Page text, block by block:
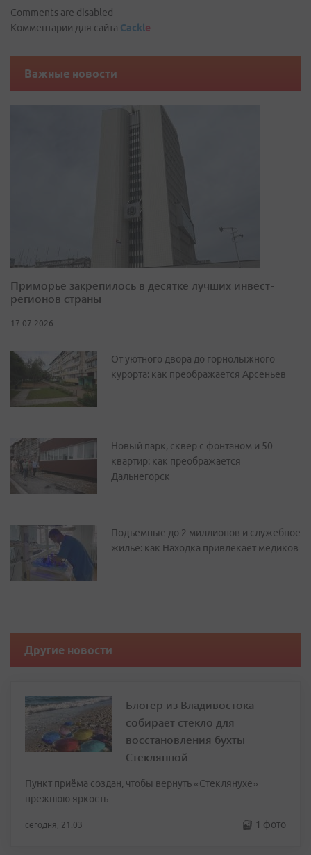
Comments are disabled
Комментарии для сайта Cackle
Важные новости
Приморье закрепилось в десятке лучших инвест-
регионов страны
17.07.2026
От уютного двора до горнолыжного
курорта: как преображается Арсеньев
Новый парк, сквер с фонтаном и 50
квартир: как преображается
Дальнегорск
Подъемные до 2 миллионов и служебное
жилье: как Находка привлекает медиков
Другие новости
Блогер из Владивостока
собирает стекло для
восстановления бухты
Стеклянной
Пункт приёма создан, чтобы вернуть «Стеклянухе»
прежнюю яркость
сегодня, 21:03 1 фото